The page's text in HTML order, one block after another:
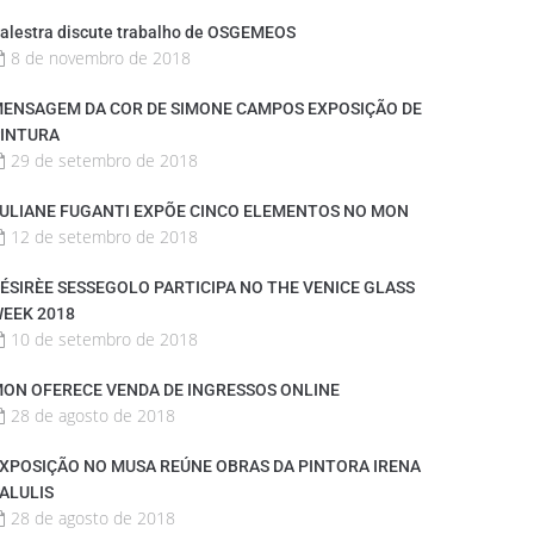
discute trabalho de OSGEMEOS
8 de novembro de 2018
DA COR DE SIMONE CAMPOS EXPOSIÇÃO DE
29 de setembro de 2018
FUGANTI EXPÕE CINCO ELEMENTOS NO MON
12 de setembro de 2018
SESSEGOLO PARTICIPA NO THE VENICE GLASS
2018
10 de setembro de 2018
OFERECE VENDA DE INGRESSOS ONLINE
28 de agosto de 2018
NO MUSA REÚNE OBRAS DA PINTORA IRENA
28 de agosto de 2018